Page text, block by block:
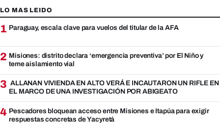
LO MAS LEIDO
1 Paraguay, escala clave para vuelos del titular de la AFA
2 Misiones: distrito declara ‘emergencia preventiva’ por El Niño y
teme aislamiento vial
3 ALLANAN VIVIENDA EN ALTO VERÁ E INCAUTARON UN RIFLE EN
EL MARCO DE UNA INVESTIGACIÓN POR ABIGEATO
4 Pescadores bloquean acceso entre Misiones e Itapúa para exigir
respuestas concretas de Yacyretá